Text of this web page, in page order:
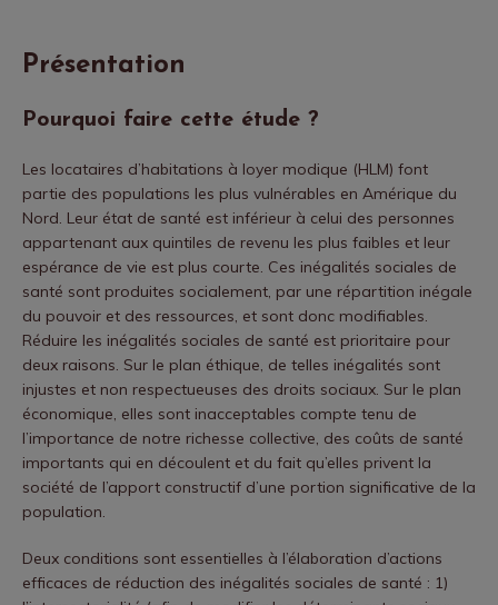
Présentation
Pourquoi faire cette étude ?
Les locataires d’habitations à loyer modique (HLM) font
partie des populations les plus vulnérables en Amérique du
Nord. Leur état de santé est inférieur à celui des personnes
appartenant aux quintiles de revenu les plus faibles et leur
espérance de vie est plus courte. Ces inégalités sociales de
santé sont produites socialement, par une répartition inégale
du pouvoir et des ressources, et sont donc modifiables.
Réduire les inégalités sociales de santé est prioritaire pour
deux raisons. Sur le plan éthique, de telles inégalités sont
injustes et non respectueuses des droits sociaux. Sur le plan
économique, elles sont inacceptables compte tenu de
l’importance de notre richesse collective, des coûts de santé
importants qui en découlent et du fait qu’elles privent la
société de l’apport constructif d’une portion significative de la
population.
Deux conditions sont essentielles à l’élaboration d’actions
efficaces de réduction des inégalités sociales de santé : 1)